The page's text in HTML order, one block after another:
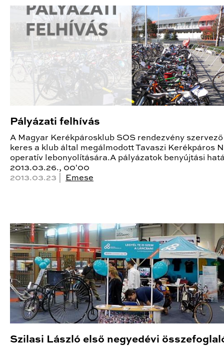
Pályázati felhívás
A Magyar Kerékpárosklub SOS rendezvény
keres a klub által megálmodott Tavaszi Kerékpáros
operatív lebonyolítására.A pályázatok benyújtási
2013.03.26., 00'00
2013.03.23 |
Emese
Szilasi László első negyedévi